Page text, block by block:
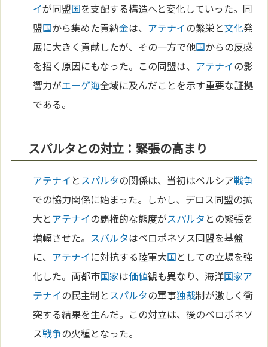
イが同盟国を支配する構造へと変化していった。同
盟国から集めた貢納金は、 アテナイの繁栄と文化発
展に大きく貢献したが、その一方で他国からの反感
を招く原因にもなった。この同盟は、 アテナイの影
響力がエーゲ海全域に及んだことを示す重要な証拠
である。
スパルタとの対立：緊張の高まり
アテナイ と スパルタの関係は、当初はペルシア戦争
での協力関係に始まった。しかし、デロス同盟の拡
大とアテナイの覇権的な態度がスパルタ との緊張を
増幅させた。 スパルタはペロポネソス同盟を基盤
に、 アテナイに対抗する陸軍大国としての立場を強
化した。両都市国家は価値観も異なり、海洋国家ア
テナイの民主制と スパルタの軍事独裁制が激しく衝
突する結果を生んだ。この対立は、後のペロポネソ
ス戦争の火種となった。